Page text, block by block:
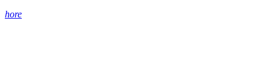
hore